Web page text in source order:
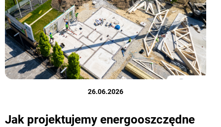
26.06.2026
Jak projektujemy energooszczędne